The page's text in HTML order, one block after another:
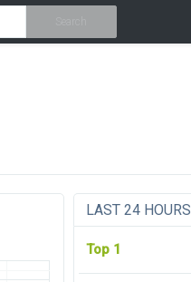
LAST 24 HOURS
Top 1